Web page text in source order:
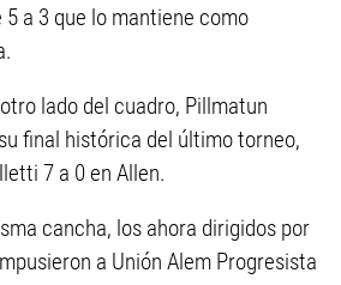
5 a 3 que lo mantiene como
lado del cuadro, Pillmatun
final histórica del último torneo,
7 a 0 en Allen.
cancha, los ahora dirigidos por
a Unión Alem Progresista